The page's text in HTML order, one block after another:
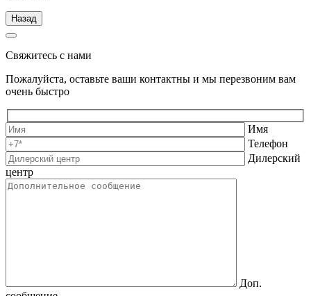
Назад
Свяжитесь с нами
Пожалуйста, оставьте ваши контактны и мы перезвоним вам
очень быстро
Имя
Телефон
Дилерский
центр
Доп.